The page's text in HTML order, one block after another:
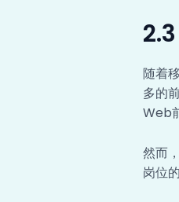
随着
多的
Web
然而
岗位